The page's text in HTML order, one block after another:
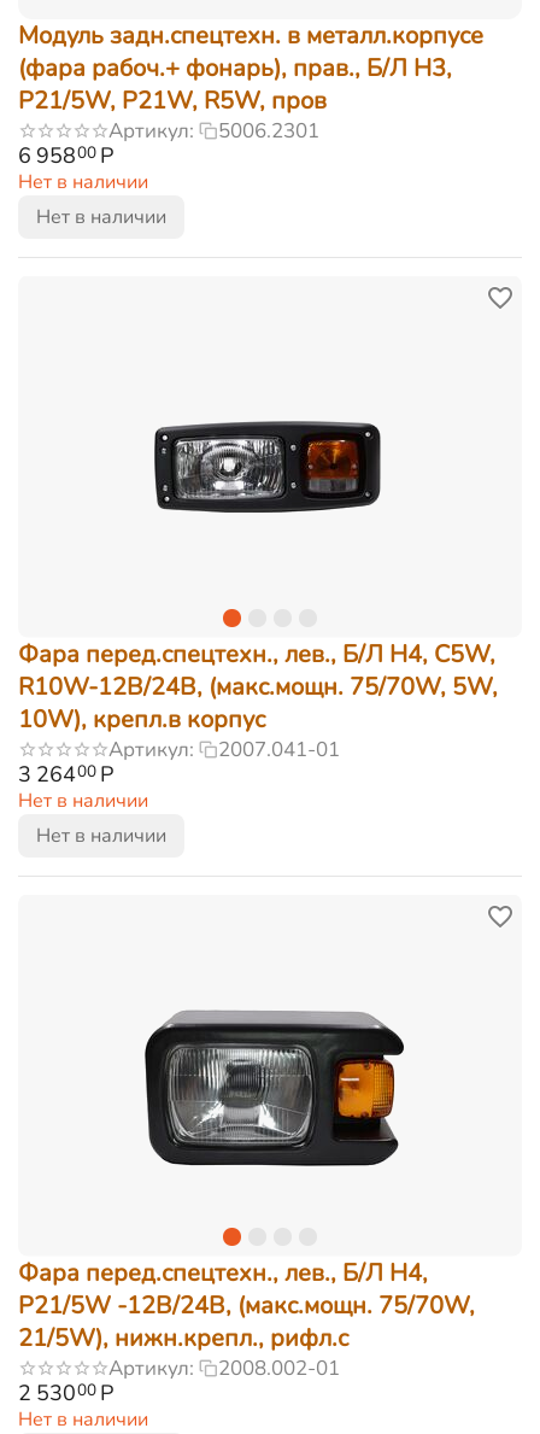
Модуль задн.спецтехн. в металл.корпусе
(фара рабоч.+ фонарь), прав., Б/Л Н3,
P21/5W, P21W, R5W, пров
Артикул: 5006.2301
6 95800 Р
Нет в наличии
Нет в наличии
Фара перед.спецтехн., лев., Б/Л H4, C5W,
R10W-12В/24В, (макс.мощн. 75/70W, 5W,
10W), крепл.в корпус
Артикул: 2007.041-01
3 26400 Р
Нет в наличии
Нет в наличии
Фара перед.спецтехн., лев., Б/Л H4,
P21/5W -12В/24В, (макс.мощн. 75/70W,
21/5W), нижн.крепл., рифл.с
Артикул: 2008.002-01
2 53000 Р
Нет в наличии